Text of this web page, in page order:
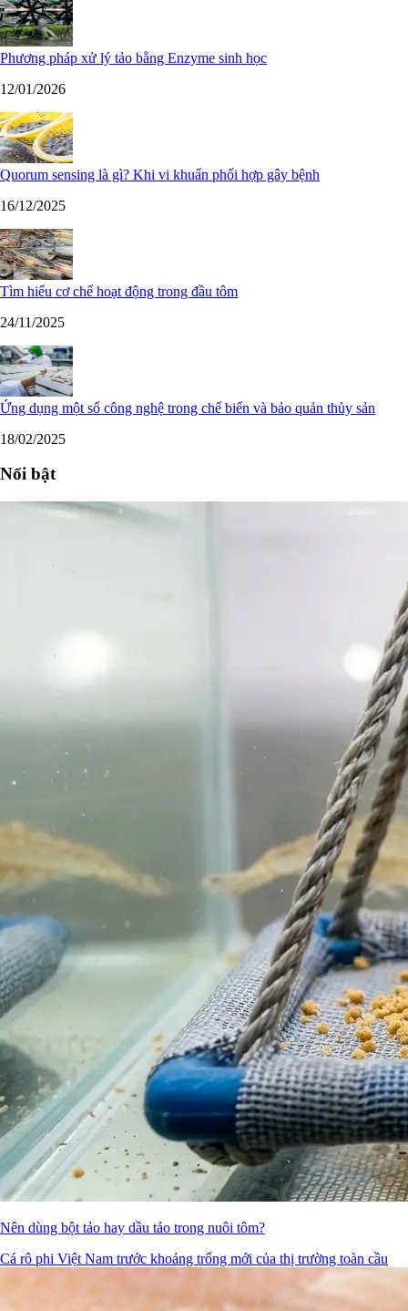
Phương pháp xử lý tảo bằng Enzyme sinh học
12/01/2026
Quorum sensing là gì? Khi vi khuẩn phối hợp gây bệnh
16/12/2025
Tìm hiểu cơ chế hoạt động trong đầu tôm
24/11/2025
Ứng dụng một số công nghệ trong chế biến và bảo quản thủy sản
18/02/2025
Nổi bật
Nên dùng bột tảo hay dầu tảo trong nuôi tôm?
Cá rô phi Việt Nam trước khoảng trống mới của thị trường toàn cầu